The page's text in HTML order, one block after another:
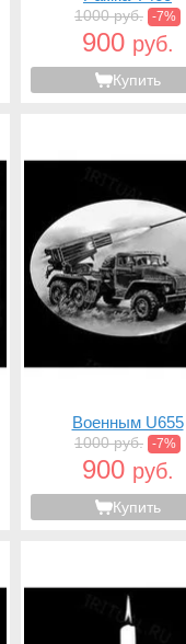
1000 руб. -7%
900 руб.
Купить
Военным U655
1000 руб. -7%
900 руб.
Купить